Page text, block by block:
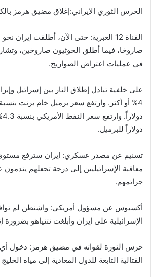
الحرس الثوري الإيراني:إغلاق مضيق هرمز
صاروخا، فيما أطلق الحوثيون صاروخين،
في عمليات اعتراض الصواريخ.
على خلفية تبادل إطلاق النار بين إسرائيل
دولاراً للبرميل.
تسنيم عن مصدر عسكري: إيران سترفع
معاقبة الإسرائيليين إلى درجة تجعلهم
جرائمهم.
أكسيوس عن مسؤول أمريكي: واشنطن لم
الإسرائيلية على إيران وأبلغت نتنياهو بضرورة
حرس الثورة لقواته في مضيق هرمز: دخول
القتالية التابعة للدول المعادية إلى مياه